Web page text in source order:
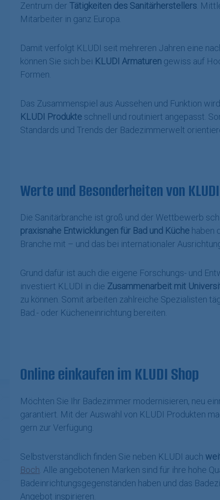
Zentrum der Tätigkeiten des Sanitärherstellers .
Mitarbeiter in ganz Europa.
Damit verfolgt KLUDI seit mehreren Jahren eine
können Sie sich bei KLUDI Armaturen gewiss auf
Formen.
Das Zusammenspiel aus Aussehen und Funktion
KLUDI Produkte schnell und routiniert angepasst.
Standards und Trends der Badezimmerwelt
Werte und Besonderheiten von KLUDI
Die Sanitärbranche ist groß und der Wettbewerb
praxisnahe Entwicklungen für Bad und Küche haben
Branche mit – und das bei internationaler
Grund dafür ist auch die eigene Forschungs- und
investiert KLUDI in die Zusammenarbeit mit
zu können. Somit arbeiten zahlreiche Spezialisten
Bad.- oder Kücheneinrichtung bereiten.
Online einkaufen im KLUDI Shop
Möchten Sie Ihr Badezimmer modernisieren, neu
garantiert. Mit der Auswahl von KLUDI Produkten
gern zur Verfügung.
Selbstverständlich finden Sie neben KLUDI auch
Boch . Alle angebotenen Marken sind für ihre hohe
Badeinrichtungsgegenständen haben und das
Angebot inspirieren.